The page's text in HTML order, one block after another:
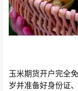
玉米期货开户完全
岁并准备好身份证